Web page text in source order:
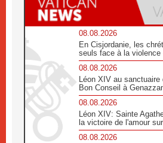
08.08.2026
En Cisjordanie, les
seuls face à la violence
08.08.2026
Léon XIV au sanctuaire
Bon Conseil à
08.08.2026
Léon XIV: Sainte
la victoire de l'amour
08.08.2026